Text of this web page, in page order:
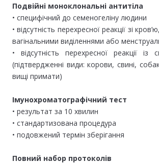
Подвійні моноклональні антитіла
• специфічний до семеногеліну людини
• відсутність перехресної реакції зі
вагінальними виділеннями або
• відсутність перехресної реакції
(підтвердженні види: корови, свині,
вищі примати)
Імунохроматографічний тест
• результат за 10 хвилин
• стандартизована процедура
• подовжений термін зберігання
Повний набор протоколів